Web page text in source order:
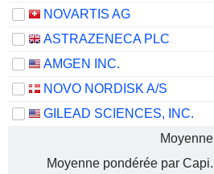
NOVARTIS AG
ASTRAZENECA PLC
AMGEN INC.
NOVO NORDISK A/S
GILEAD SCIENCES, INC.
Moyenne
Moyenne pondérée par Capi.